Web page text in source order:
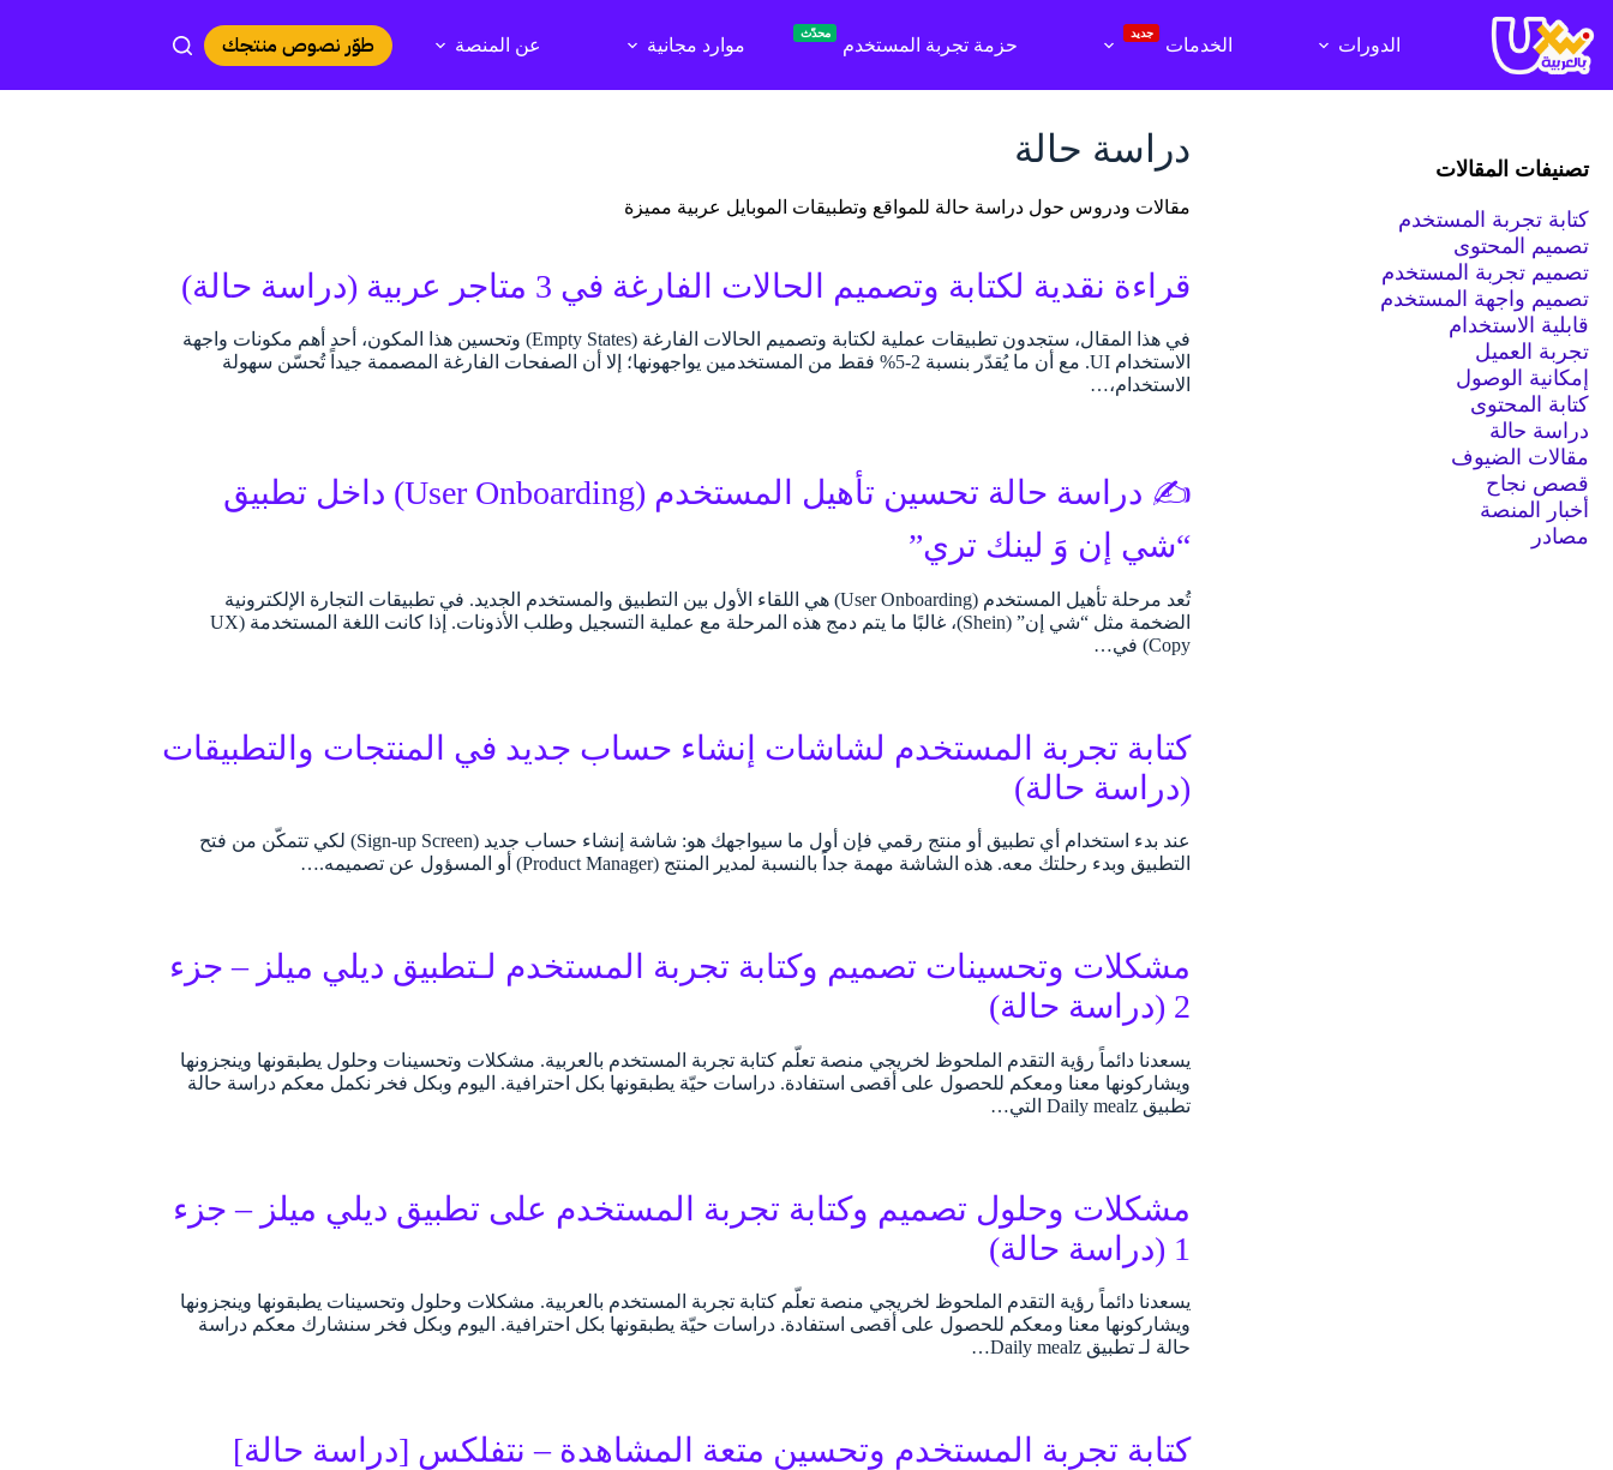
إلى
المحتوى
الدورات الخدمات
جديد
حزمة تجربة المستخدم
محدّث
موارد مجانية عن المنصة طوّر نصوص منتجك
دراسة حالة
مقالات ودروس حول دراسة حالة للمواقع وتطبيقات الموبايل عربية مميزة
قراءة نقدية لكتابة وتصميم الحالات الفارغة في 3 متاجر عربية (دراسة حالة)
في هذا المقال، ستجدون تطبيقات عملية لكتابة وتصميم الحالات الفارغة (Empty States) وتحسين هذا المكون، أحد أهم مكونات واجهة
الاستخدام UI. مع أن ما يُقدّر بنسبة 2-5% فقط من المستخدمين يواجهونها؛ إلا أن الصفحات الفارغة المصممة جيداً تُحسّن سهولة
الاستخدام،…
✍️ دراسة حالة تحسين تأهيل المستخدم (User Onboarding) داخل تطبيق
“شي إن وَ لينك تري”
تُعد مرحلة تأهيل المستخدم (User Onboarding) هي اللقاء الأول بين التطبيق والمستخدم الجديد. في تطبيقات التجارة الإلكترونية
الضخمة مثل “شي إن” (Shein)، غالبًا ما يتم دمج هذه المرحلة مع عملية التسجيل وطلب الأذونات. إذا كانت اللغة المستخدمة (UX
Copy) في…
كتابة تجربة المستخدم لشاشات إنشاء حساب جديد في المنتجات والتطبيقات
(دراسة حالة)
عند بدء استخدام أي تطبيق أو منتج رقمي فإن أول ما سيواجهك هو: شاشة إنشاء حساب جديد (Sign-up Screen) لكي تتمكّن من فتح
التطبيق وبدء رحلتك معه. هذه الشاشة مهمة جداً بالنسبة لمدير المنتج (Product Manager) أو المسؤول عن تصميمه.…
مشكلات وتحسينات تصميم وكتابة تجربة المستخدم لـتطبيق ديلي ميلز – جزء
2 (دراسة حالة)
يسعدنا دائماً رؤية التقدم الملحوظ لخريجي منصة تعلّم كتابة تجربة المستخدم بالعربية. مشكلات وتحسينات وحلول يطبقونها وينجزونها
ويشاركونها معنا ومعكم للحصول على أقصى استفادة. دراسات حيّة يطبقونها بكل احترافية. اليوم وبكل فخر نكمل معكم دراسة حالة
تطبيق Daily mealz التي…
مشكلات وحلول تصميم وكتابة تجربة المستخدم على تطبيق ديلي ميلز – جزء
1 (دراسة حالة)
يسعدنا دائماً رؤية التقدم الملحوظ لخريجي منصة تعلّم كتابة تجربة المستخدم بالعربية. مشكلات وحلول وتحسينات يطبقونها وينجزونها
ويشاركونها معنا ومعكم للحصول على أقصى استفادة. دراسات حيّة يطبقونها بكل احترافية. اليوم وبكل فخر سنشارك معكم دراسة
حالة لـ تطبيق Daily mealz…
كتابة تجربة المستخدم وتحسين متعة المشاهدة – نتفلكس [دراسة حالة]
تصنيفات المقالات
كتابة تجربة المستخدم
تصميم المحتوى
تصميم تجربة المستخدم
تصميم واجهة المستخدم
قابلية الاستخدام
تجربة العميل
إمكانية الوصول
كتابة المحتوى
دراسة حالة
مقالات الضيوف
قصص نجاح
أخبار المنصة
مصادر